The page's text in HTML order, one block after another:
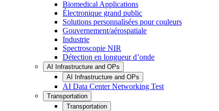
Biomedical Applications
Électronique grand public
Solutions personnalisées pour couleurs
Gouvernement/aérospatiale
Industrie
Spectroscopie NIR
Détection en longueur d’onde
AI Infrastructure and OPs
AI Infrastructure and OPs
AI Data Center Networking Test
Transportation
Transportation